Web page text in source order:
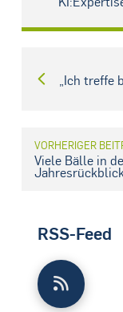
„Ich
VORHERIGER
Viele Bälle in
RSS-Feed